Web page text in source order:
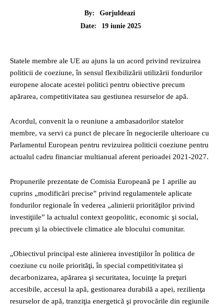
By:
Gorjuldeazi
Date:
19 iunie 2025
Statele membre ale UE au ajuns la un acord privind revizuirea
politicii de coeziune, în sensul flexibilizării utilizării fondurilor
europene alocate acestei politici pentru obiective precum
apărarea, competitivitatea sau gestiunea resurselor de apă.
Acordul, convenit la o reuniune a ambasadorilor statelor
membre, va servi ca punct de plecare în negocierile ulterioare cu
Parlamentul European pentru revizuirea politicii coeziune pentru
actualul cadru financiar multianual aferent perioadei 2021-2027.
Propunerile prezentate de Comisia Europeană pe 1 aprilie au
cuprins „modificări precise” privind regulamentele aplicate
fondurilor regionale în vederea „alinierii priorităţilor privind
investiţiile” la actualul context geopolitic, economic şi social,
precum şi la obiectivele climatice ale blocului comunitar.
„Obiectivul principal este alinierea investiţiilor în politica de
coeziune cu noile priorităţi, în special competitivitatea şi
decarbonizarea, apărarea şi securitatea, locuinţe la preţuri
accesibile, accesul la apă, gestionarea durabilă a apei, rezilienţa
resurselor de apă, tranziţia energetică şi provocările din regiunile